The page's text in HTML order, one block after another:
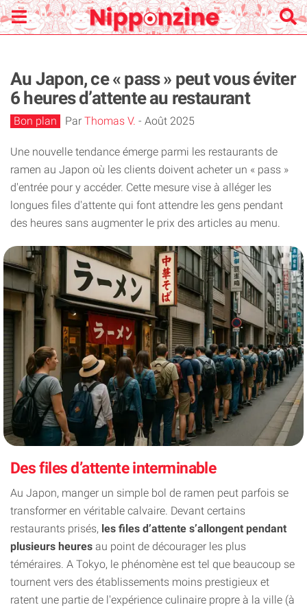
Au Japon, ce « pass » peut vous éviter
6 heures d’attente au restaurant
Bon plan Par Thomas V. - Août 2025
Une nouvelle tendance émerge parmi les restaurants de
ramen au Japon où les clients doivent acheter un « pass »
d'entrée pour y accéder. Cette mesure vise à alléger les
longues files d'attente qui font attendre les gens pendant
des heures sans augmenter le prix des articles au menu.
Des files d’attente interminable
Au Japon, manger un simple bol de ramen peut parfois se
transformer en véritable calvaire. Devant certains
restaurants prisés, les files d’attente s’allongent pendant
plusieurs heures au point de décourager les plus
téméraires. A Tokyo, le phénomène est tel que beaucoup se
tournent vers des établissements moins prestigieux et
ratent une partie de l'expérience culinaire propre à la ville (à